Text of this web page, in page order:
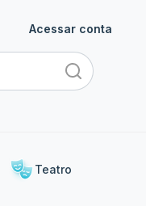
Acessar conta
Teatro